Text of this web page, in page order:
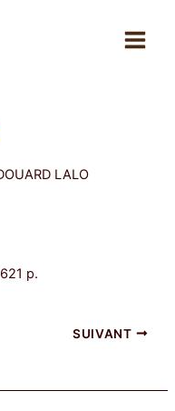
Main
LALO
p.
SUIVANT